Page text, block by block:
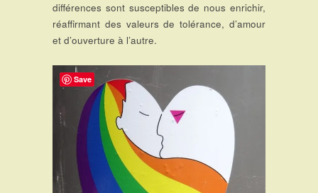
différences sont susceptibles de nous enrichir,
réaffirmant des valeurs de tolérance, d’amour
et d’ouverture à l’autre.
Save